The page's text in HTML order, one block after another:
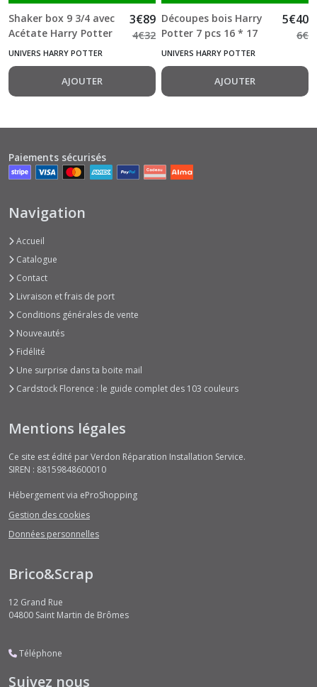
Shaker box 9 3/4 avec
Acétate Harry Potter
3€89
4€32
UNIVERS HARRY POTTER
AJOUTER
Découpes bois Harry
Potter 7 pcs 16 * 17
cm
5€40
6€
UNIVERS HARRY POTTER
AJOUTER
Paiements sécurisés
Navigation
Accueil
Catalogue
Contact
Livraison et frais de port
Conditions générales de vente
Nouveautés
Fidélité
Une surprise dans ta boite mail
Cardstock Florence : le guide complet des 103 couleurs
Mentions légales
Ce site est édité par Verdon Réparation Installation Service.
SIREN : 88159848600010
Hébergement via eProShopping
Gestion des cookies
Données personnelles
Brico&Scrap
12 Grand Rue
04800 Saint Martin de Brômes
Téléphone
Suivez nous